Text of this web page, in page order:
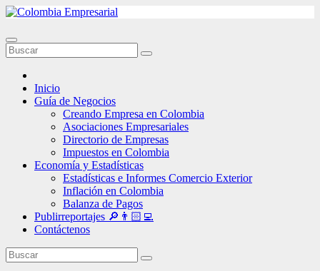
Ir
contenido
Inicio
Guía de Negocios
Creando Empresa en Colombia
Asociaciones Empresariales
Directorio de Empresas
Impuestos en Colombia
Economía y Estadísticas
Estadísticas e Informes Comercio Exterior
Inflación en Colombia
Balanza de Pagos
Publirreportajes 🔎👨🏻‍💻
Contáctenos